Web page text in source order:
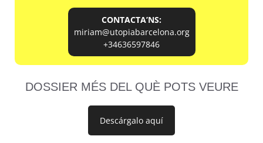
CONTACTA’NS:
miriam@utopiabarcelona.org
+34636597846
DOSSIER MÉS DEL QUÈ POTS VEURE
Descárgalo aquí